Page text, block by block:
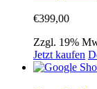
€399,00
Zzgl. 19%
Jetzt kaufen